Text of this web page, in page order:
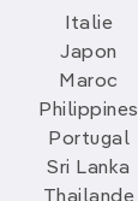
Italie
Japon
Maroc
Philippines
Portugal
Sri Lanka